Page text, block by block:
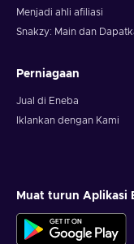
Menjadi ahli afiliasi
Snakzy: Main dan
Perniagaan
Jual di Eneba
Iklankan dengan Kami
Muat turun Aplikasi